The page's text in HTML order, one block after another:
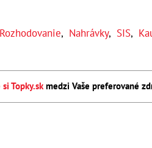
Rozhodovanie, Nahrávky, SIS,
Topky.skmedzi Vaše preferované